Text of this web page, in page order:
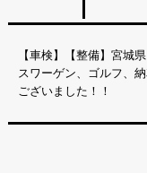
【車検】【整備】宮城
スワーゲン、ゴルフ、
ございました！！